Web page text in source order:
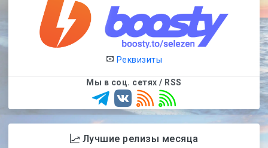
Реквизиты
Мы в соц. сетях / RSS
Лучшие релизы месяца